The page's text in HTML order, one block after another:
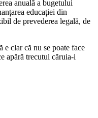
anuală a bugetului
educației din
de prevederea legală, de
e clar că nu se poate face
apără trecutul căruia-i